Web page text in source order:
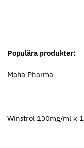
Populära produkter:
Maha Pharma
Winstrol 100mg/ml x